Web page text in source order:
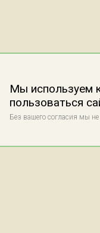
Мы используем
пользоваться
Без вашего согласия мы